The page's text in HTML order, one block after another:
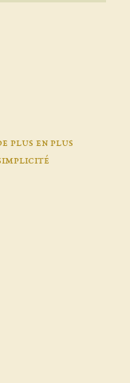
plus en plus